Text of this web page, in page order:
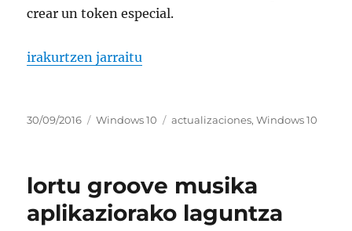
crear un token especial.
“usar mi información de inicio de sesión para
irakurtzen jarraitu
Argitaratze-
30/09/2016 Kategoriak
Windows 10 Etiketak
actualizaciones,Windows 10
lortu groove musika
aplikaziorako laguntza